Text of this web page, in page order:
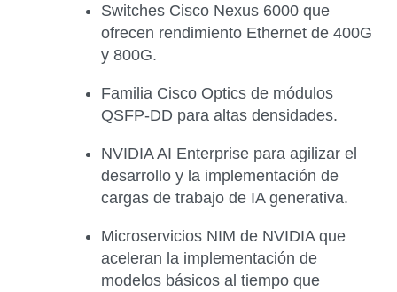
Switches Cisco Nexus 6000 que
ofrecen rendimiento Ethernet de 400G
y 800G.
Familia Cisco Optics de módulos
QSFP-DD para altas densidades.
NVIDIA AI Enterprise para agilizar el
desarrollo y la implementación de
cargas de trabajo de IA generativa.
Microservicios NIM de NVIDIA que
aceleran la implementación de
modelos básicos al tiempo que